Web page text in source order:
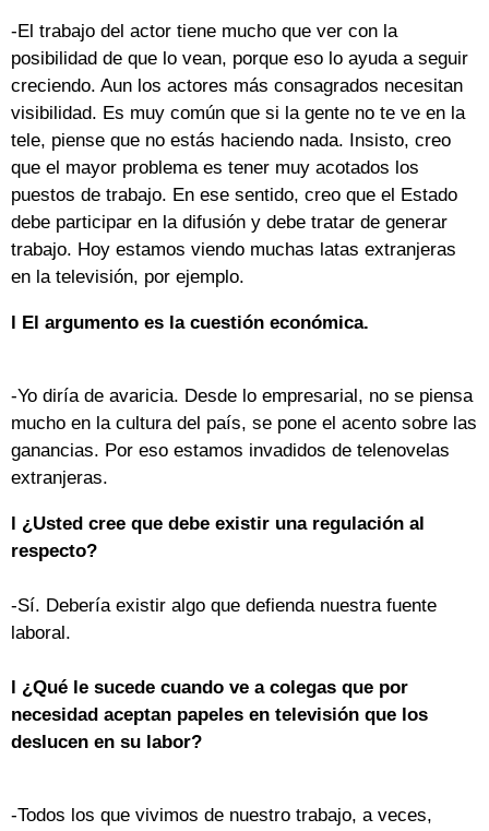
-El trabajo del actor tiene mucho que ver con la
posibilidad de que lo vean, porque eso lo ayuda a seguir
creciendo. Aun los actores más consagrados necesitan
visibilidad. Es muy común que si la gente no te ve en la
tele, piense que no estás haciendo nada. Insisto, creo
que el mayor problema es tener muy acotados los
puestos de trabajo. En ese sentido, creo que el Estado
debe participar en la difusión y debe tratar de generar
trabajo. Hoy estamos viendo muchas latas extranjeras
en la televisión, por ejemplo.
l El argumento es la cuestión económica.
-Yo diría de avaricia. Desde lo empresarial, no se piensa
mucho en la cultura del país, se pone el acento sobre las
ganancias. Por eso estamos invadidos de telenovelas
extranjeras.
l ¿Usted cree que debe existir una regulación al
respecto?
-Sí. Debería existir algo que defienda nuestra fuente
laboral.
l ¿Qué le sucede cuando ve a colegas que por
necesidad aceptan papeles en televisión que los
deslucen en su labor?
-Todos los que vivimos de nuestro trabajo, a veces,